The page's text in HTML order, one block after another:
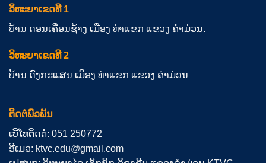
ວິທະຍາເຂດທີ 1
ບ້ານ ດອນເຄື່ອນຊ້າງ ເມືອງ ທ່າແຂກ ແຂວງ ຄຳມ່ວນ.
ວິທະຍາເຂດທີ 2
ບ້ານ ດົງກະແສນ ເມືອງ ທ່າແຂກ ແຂວງ ຄຳມ່ວນ
ຕິດຕໍ່ພົວພັນ
ເບີໂທຕິດຕໍ່: 051 250772
ອີເມວ: ktvc.edu@gmail.com